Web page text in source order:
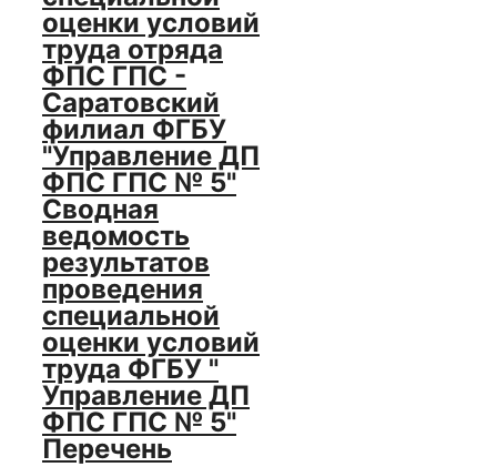
оценки условий
труда отряда
ФПС ГПС -
Саратовский
филиал ФГБУ
"Управление ДП
ФПС ГПС № 5"
Сводная
ведомость
результатов
проведения
специальной
оценки условий
труда ФГБУ "
Управление ДП
ФПС ГПС № 5"
Перечень